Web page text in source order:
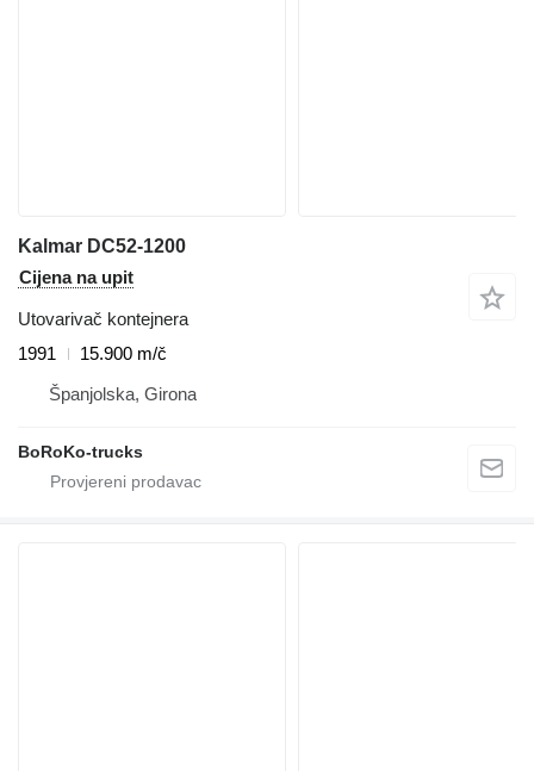
Kalmar DC52-1200
Cijena na upit
Utovarivač kontejnera
1991
15.900 m/č
Španjolska, Girona
BoRoKo-trucks